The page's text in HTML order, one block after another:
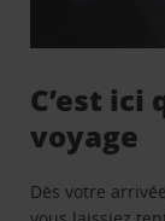
C’est ici
voyage
Dès votre